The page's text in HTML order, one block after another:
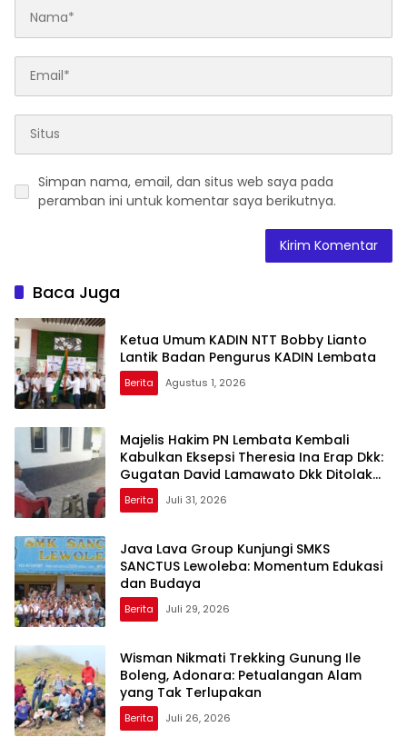
Simpan nama, email, dan situs web saya pada
peramban ini untuk komentar saya berikutnya.
Baca Juga
Ketua Umum KADIN NTT Bobby Lianto
Lantik Badan Pengurus KADIN Lembata
Berita Agustus 1, 2026
Majelis Hakim PN Lembata Kembali
Kabulkan Eksepsi Theresia Ina Erap Dkk:
Gugatan David Lamawato Dkk Ditolak
untuk Keempat Kalinya
Berita Juli 31, 2026
Java Lava Group Kunjungi SMKS
SANCTUS Lewoleba: Momentum Edukasi
dan Budaya
Berita Juli 29, 2026
Wisman Nikmati Trekking Gunung Ile
Boleng, Adonara: Petualangan Alam
yang Tak Terlupakan
Berita Juli 26, 2026